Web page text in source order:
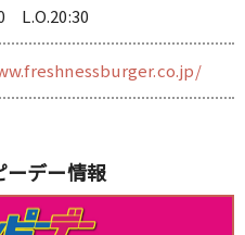
L.O.20:30
ーデー情報